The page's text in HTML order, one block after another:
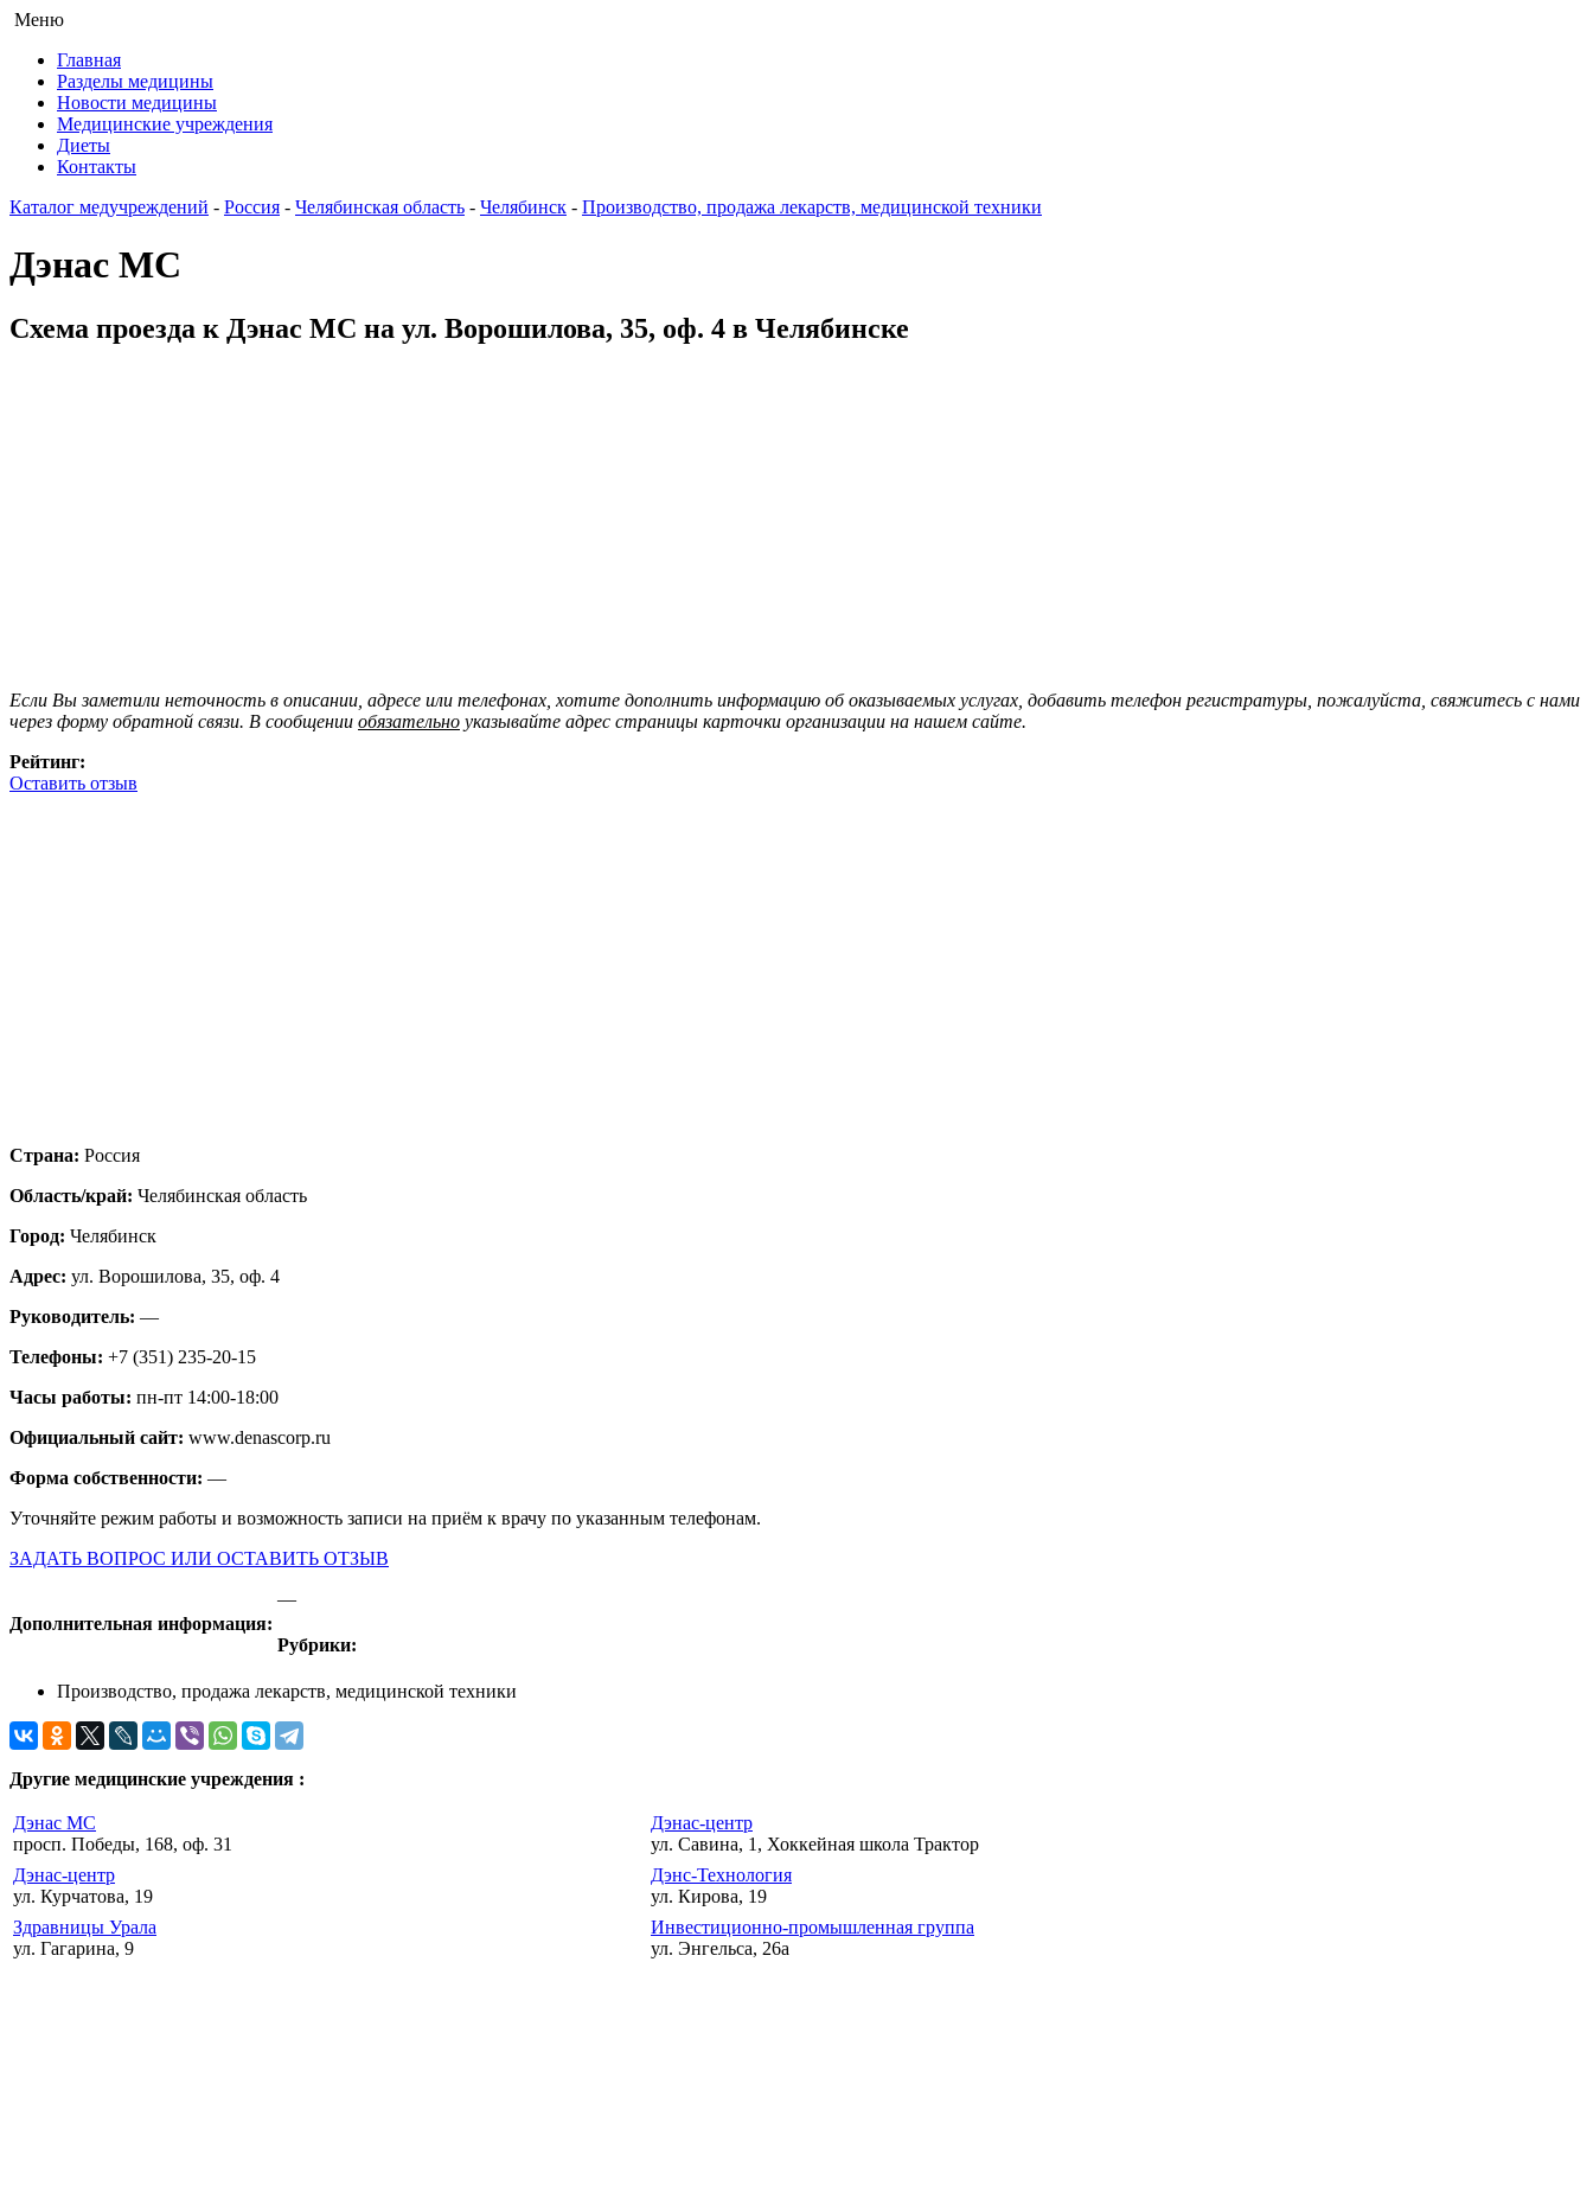
Меню
Главная
Разделы медицины
Новости медицины
Медицинские учреждения
Диеты
Контакты
Каталог медучреждений - Россия - Челябинская область - Челябинск - Производство, продажа лекарств, медицинской техники
Дэнас МС
Схема проезда к Дэнас МС на ул. Ворошилова, 35, оф. 4 в Челябинске
Если Вы заметили неточность в описании, адресе или телефонах, хотите дополнить информацию об оказываемых услугах, добавить телефон регистратуры, пожалуйста, свяжитесь с нами
через форму обратной связи. В сообщении обязательно указывайте адрес страницы карточки организации на нашем сайте.
Рейтинг:
Оставить отзыв
Страна: Россия
Область/край: Челябинская область
Город: Челябинск
Адрес: ул. Ворошилова, 35, оф. 4
Руководитель: —
Телефоны: +7 (351) 235-20-15
Часы работы: пн-пт 14:00-18:00
Официальный сайт: www.denascorp.ru
Форма собственности: —
Уточняйте режим работы и возможность записи на приём к врачу по указанным телефонам.
ЗАДАТЬ ВОПРОС ИЛИ ОСТАВИТЬ ОТЗЫВ
Дополнительная информация:
—
Рубрики:
Производство, продажа лекарств, медицинской техники
Другие медицинские учреждения :
Дэнас МС
просп. Победы, 168, оф. 31
Дэнас-центр
ул. Савина, 1, Хоккейная школа Трактор
Дэнас-центр
ул. Курчатова, 19
Дэнс-Технология
ул. Кирова, 19
Здравницы Урала
ул. Гагарина, 9
Инвестиционно-промышленная группа
ул. Энгельса, 26а